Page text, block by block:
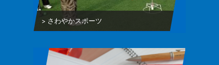
さわやかスポーツ